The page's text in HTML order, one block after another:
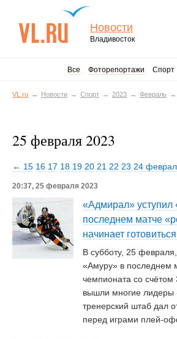
Новости
Владивосток
Все Фоторепортажи Спорт
VL.ru Новости Спорт 2023 Февраль
25 февраля 2023
← 15 16 17 18 19 20 21 22 23 24
20:37, 25 февраля 2023
«Адмирал» уступил
последнем матче
начинает
В субботу, 25
«Амуру» в последнем
чемпионата со счётом
вышли многие лидеры
тренерский штаб дал
перед играми плей-